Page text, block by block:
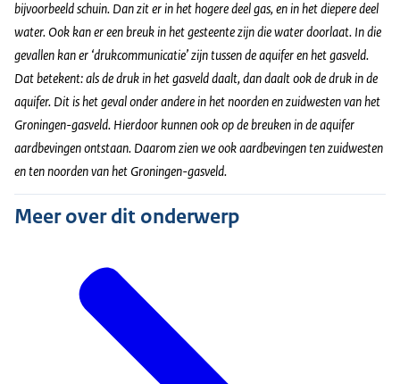
bijvoorbeeld schuin. Dan zit er in het hogere deel gas, en in het diepere deel
water. Ook kan er een breuk in het gesteente zijn die water doorlaat. In die
gevallen kan er ‘drukcommunicatie’ zijn tussen de aquifer en het gasveld.
Dat betekent: als de druk in het gasveld daalt, dan daalt ook de druk in de
aquifer. Dit is het geval onder andere in het noorden en zuidwesten van het
Groningen-gasveld. Hierdoor kunnen ook op de breuken in de aquifer
aardbevingen ontstaan. Daarom zien we ook aardbevingen ten zuidwesten
en ten noorden van het Groningen-gasveld.
Meer over dit onderwerp